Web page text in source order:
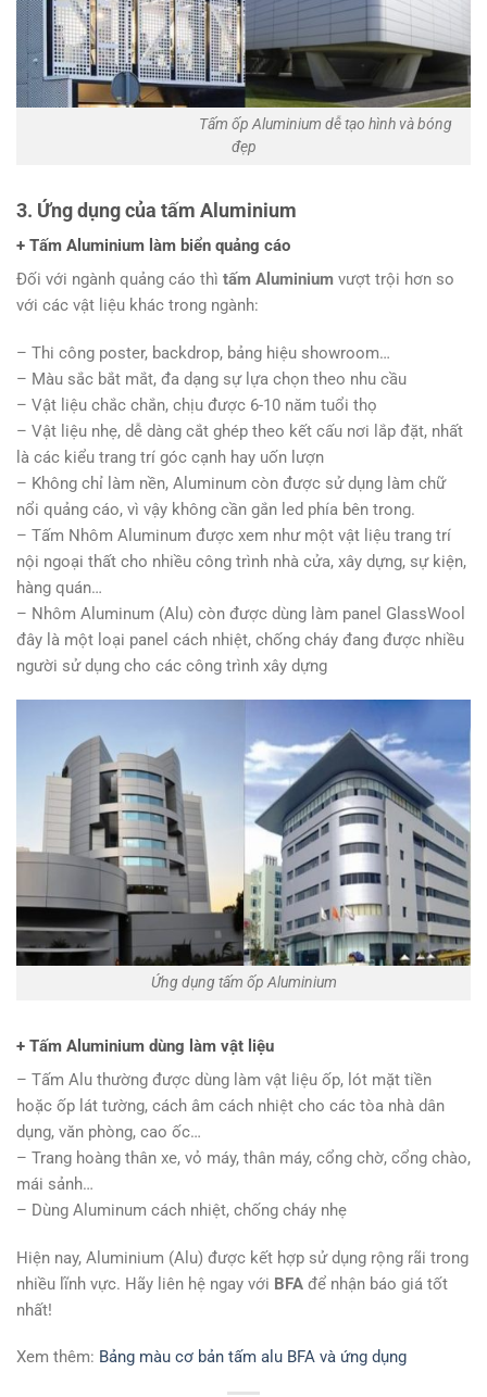
Tấm ốp Aluminium dễ tạo hình và bóng
đẹp
3. Ứng dụng của tấm Aluminium
+ Tấm Aluminium làm biển quảng cáo
Đối với ngành quảng cáo thì tấm Aluminium vượt trội hơn so
với các vật liệu khác trong ngành:
– Thi công poster, backdrop, bảng hiệu showroom…
– Màu sắc bắt mắt, đa dạng sự lựa chọn theo nhu cầu
– Vật liệu chắc chắn, chịu được 6-10 năm tuổi thọ
– Vật liệu nhẹ, dễ dàng cắt ghép theo kết cấu nơi lắp đặt, nhất
là các kiểu trang trí góc cạnh hay uốn lượn
– Không chỉ làm nền, Aluminum còn được sử dụng làm chữ
nổi quảng cáo, vì vậy không cần gắn led phía bên trong.
– Tấm Nhôm Aluminum được xem như một vật liệu trang trí
nội ngoại thất cho nhiều công trình nhà cửa, xây dựng, sự kiện,
hàng quán…
– Nhôm Aluminum (Alu) còn được dùng làm panel GlassWool
đây là một loại panel cách nhiệt, chống cháy đang được nhiều
người sử dụng cho các công trình xây dựng
Ứng dụng tấm ốp Aluminium
+ Tấm Aluminium dùng làm vật liệu
– Tấm Alu thường được dùng làm vật liệu ốp, lót mặt tiền
hoặc ốp lát tường, cách âm cách nhiệt cho các tòa nhà dân
dụng, văn phòng, cao ốc…
– Trang hoàng thân xe, vỏ máy, thân máy, cổng chờ, cổng chào,
mái sảnh…
– Dùng Aluminum cách nhiệt, chống cháy nhẹ
Hiện nay, Aluminium (Alu) được kết hợp sử dụng rộng rãi trong
nhiều lĩnh vực. Hãy liên hệ ngay với BFA để nhận báo giá tốt
nhất!
Xem thêm: Bảng màu cơ bản tấm alu BFA và ứng dụng